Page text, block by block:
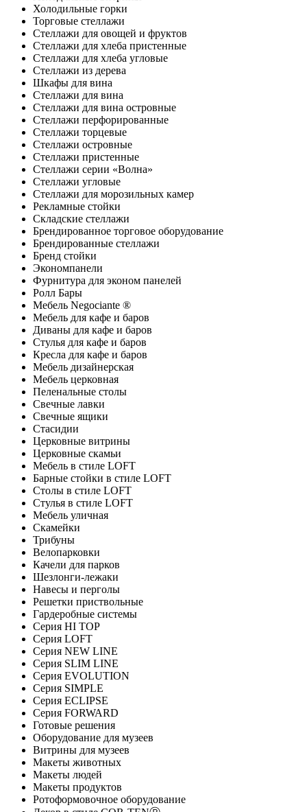
Холодильные горки
Торговые стеллажи
Стеллажи для овощей и фруктов
Стеллажи для хлеба пристенные
Стеллажи для хлеба угловые
Стеллажи из дерева
Шкафы для вина
Стеллажи для вина
Стеллажи для вина островные
Стеллажи перфорированные
Стеллажи торцевые
Стеллажи островные
Стеллажи пристенные
Стеллажи серии «Волна»
Стеллажи угловые
Стеллажи для морозильных камер
Рекламные стойки
Складские стеллажи
Брендированное торговое оборудование
Брендированные стеллажи
Бренд стойки
Экономпанели
Фурнитура для эконом панелей
Ролл Бары
Мебель Negociante ®
Мебель для кафе и баров
Диваны для кафе и баров
Стулья для кафе и баров
Кресла для кафе и баров
Мебель дизайнерская
Мебель церковная
Пеленальные столы
Свечные лавки
Свечные ящики
Стасидии
Церковные витрины
Церковные скамьи
Мебель в стиле LOFT
Барные стойки в стиле LOFT
Столы в стиле LOFT
Стулья в стиле LOFT
Мебель уличная
Скамейки
Трибуны
Велопарковки
Качели для парков
Шезлонги-лежаки
Навесы и перголы
Решетки приствольные
Гардеробные системы
Серия HI TOP
Серия LOFT
Серия NEW LINE
Серия SLIM LINE
Серия EVOLUTION
Серия SIMPLE
Серия ECLIPSE
Серия FORWARD
Готовые решения
Оборудование для музеев
Витрины для музеев
Макеты животных
Макеты людей
Макеты продуктов
Ротоформовочное оборудование